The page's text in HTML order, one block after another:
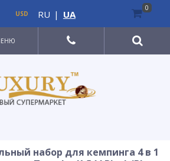
набор для кемпинга 4 в 1
USD RU | UA
0